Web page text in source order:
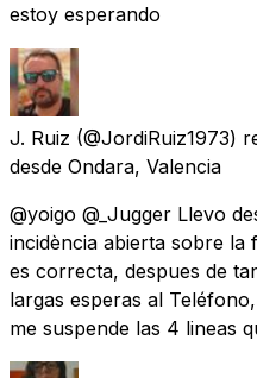
estoy esperando
J. Ruiz (@JordiRuiz1973)
desde Ondara, Valencia
@yoigo @_Jugger Llevo
incidència abierta sobre la
es correcta, despues de
largas esperas al
me suspende las 4 lineas